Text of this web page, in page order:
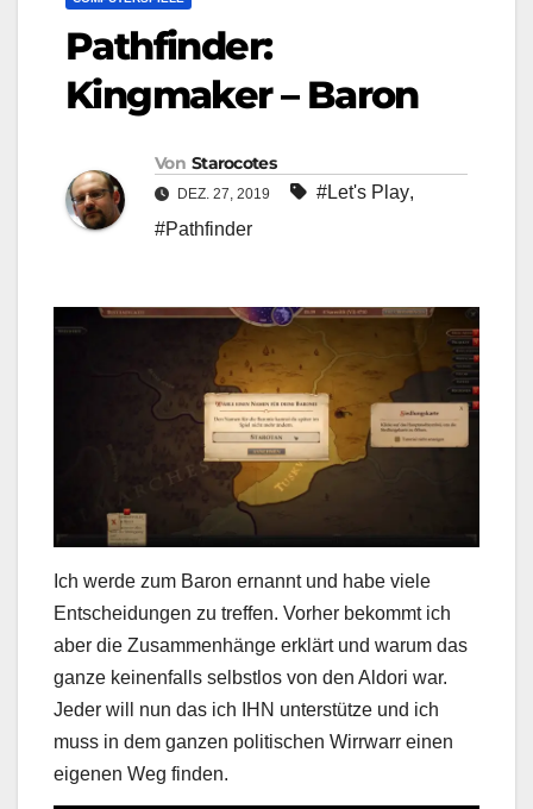
Pathfinder:
Kingmaker – Baron
Von Starocotes
DEZ. 27, 2019 #Let's Play,
#Pathfinder
Ich werde zum Baron ernannt und habe viele
Entscheidungen zu treffen. Vorher bekommt ich
aber die Zusammenhänge erklärt und warum das
ganze keinenfalls selbstlos von den Aldori war.
Jeder will nun das ich IHN unterstütze und ich
muss in dem ganzen politischen Wirrwarr einen
eigenen Weg finden.